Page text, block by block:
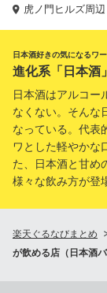
虎ノ門ヒルズ周辺
日本酒好きの気になるワ
進化系「日本酒」
日本酒はアルコー
なくない。そんな
なっている。代表
ワとした軽やかな
た、日本酒と甘め
様々な飲み方が登
楽天ぐるなびまとめ
が飲める店（日本酒バ